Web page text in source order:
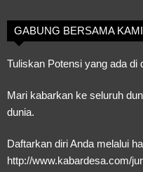
GABUNG BERSAMA
Tuliskan Potensi yang ada di
Mari kabarkan ke seluruh
dunia.
Daftarkan diri Anda melalui
http://www.kabardesa.com/